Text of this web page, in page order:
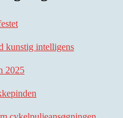
kunstig intelligens
2025